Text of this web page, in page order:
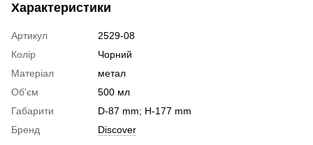
Характеристики
Артикул
2529-08
Колір
Чорний
Матеріал
метал
Об'єм
500 мл
Габарити
D-87 mm; H-177 mm
Бренд
Discover